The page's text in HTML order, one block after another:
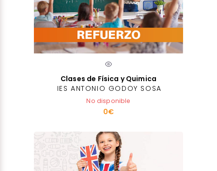
Clases de Física y Quimica
IES ANTONIO GODOY SOSA
No disponible
0€